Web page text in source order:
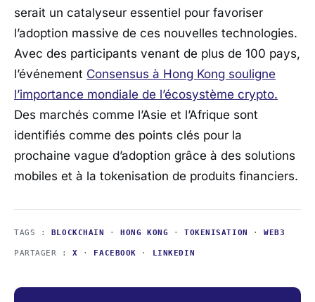
serait un catalyseur essentiel pour favoriser
l’adoption massive de ces nouvelles technologies.
Avec des participants venant de plus de 100 pays,
l’événement Consensus à Hong Kong souligne
l’importance mondiale de l’écosystème crypto.
Des marchés comme l’Asie et l’Afrique sont
identifiés comme des points clés pour la
prochaine vague d’adoption grâce à des solutions
mobiles et à la tokenisation de produits financiers.
TAGS : BLOCKCHAIN ·HONG KONG · TOKENISATION ·WEB3
PARTAGER :X · FACEBOOK · LINKEDIN